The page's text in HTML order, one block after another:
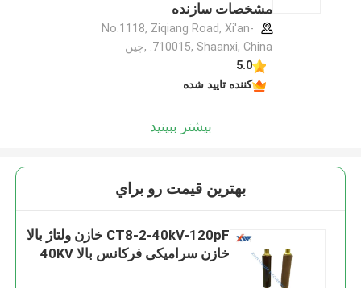
مشخصات سازنده
No.1118, Ziqiang Road, Xi'an-
710015, Shaanxi, China. ,چین
5.0
کننده تایید شده
بیشتر ببینید
بهترين قيمت رو براي
CT8-2-40kV-120pF خازن ولتاژ بالا
خازن سرامیکی فرکانس بالا 40KV